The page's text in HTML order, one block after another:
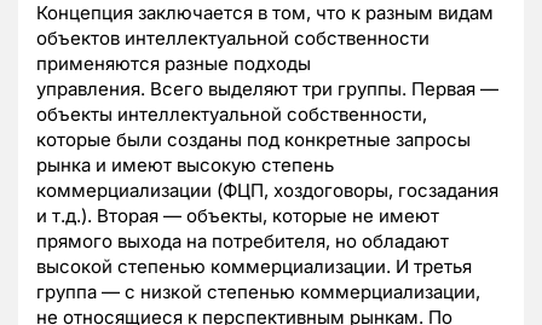
Концепция заключается в том, что к разным видам
объектов интеллектуальной собственности
применяются разные подходы
управления. Всего выделяют три группы. Первая —
объекты интеллектуальной собственности,
которые были созданы под конкретные запросы
рынка и имеют высокую степень
коммерциализации (ФЦП, хоздоговоры, госзадания
и т.д.). Вторая — объекты, которые не имеют
прямого выхода на потребителя, но обладают
высокой степенью коммерциализации. И третья
группа — с низкой степенью коммерциализации,
не относящиеся к перспективным рынкам. По